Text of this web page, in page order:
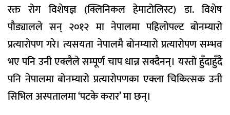
रक्त रोग विशेषज्ञ (क्लिनिकल हेमाटोलिस्ट) डा. विशेष
पौड्यालले सन् २०१२ मा नेपालमा पहिलोपल्ट बोनम्यारो
प्रत्यारोपण गरे। त्यसयता नेपालमै बोनम्यारो प्रत्यारोपण सम्भव
भए पनि उनी एक्लैले सम्पूर्ण चाप धान्न सक्दैनन्। यस्तो हुँदाहुँदै
पनि नेपालमा बोनम्यारो प्रत्यारोपणका एक्ला चिकित्सक उनी
सिभिल अस्पतालमा ‘पटके करार’ मा छन्।